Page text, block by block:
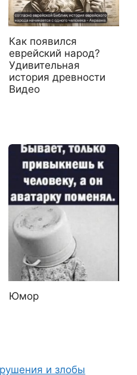
Как появился
еврейский народ?
Удивительная
история древности
Видео
Юмор
и злобы